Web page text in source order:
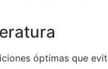
óptimas que